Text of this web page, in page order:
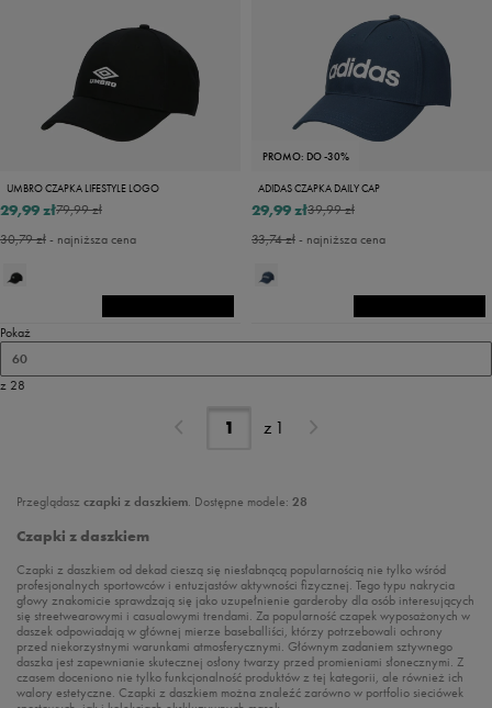
UMBRO CZAPKA LIFESTYLE LOGO
79,99 zł
29,99 zł
30,79 zł- najniższa cena
PROMO: DO -30%
ADIDAS CZAPKA DAILY CAP
39,99 zł
29,99 zł
33,74 zł- najniższa cena
Pokaż
60
z 28
z 1
Przeglądasz czapki z daszkiem. Dostępne modele: 28
Czapki z daszkiem
Czapki z daszkiem od dekad cieszą się niesłabnącą popularnością nie tylko wśród
profesjonalnych sportowców i entuzjastów aktywności fizycznej. Tego typu nakrycia
głowy znakomicie sprawdzają się jako uzupełnienie garderoby dla osób interesujących
się streetwearowymi i casualowymi trendami. Za popularność czapek wyposażonych w
daszek odpowiadają w głównej mierze baseballiści, którzy potrzebowali ochrony
przed niekorzystnymi warunkami atmosferycznymi. Głównym zadaniem sztywnego
daszka jest zapewnianie skutecznej osłony twarzy przed promieniami słonecznymi. Z
czasem doceniono nie tylko funkcjonalność produktów z tej kategorii, ale również ich
walory estetyczne. Czapki z daszkiem można znaleźć zarówno w portfolio sieciówek